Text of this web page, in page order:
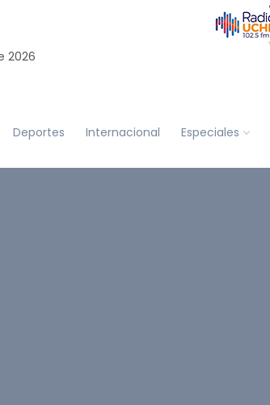
2026
Deportes Internacional Especiales